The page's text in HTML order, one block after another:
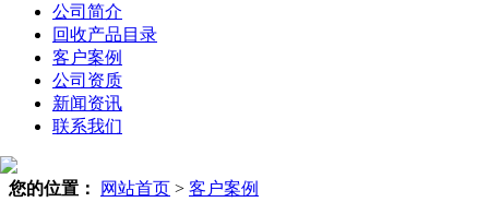
公司简介
回收产品目录
客户案例
公司资质
新闻资讯
联系我们
您的位置： 网站首页 > 客户案例